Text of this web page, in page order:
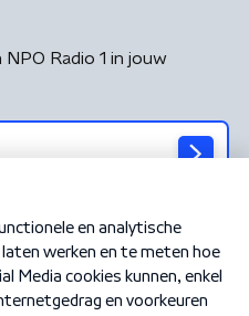
Radio 1 in jouw